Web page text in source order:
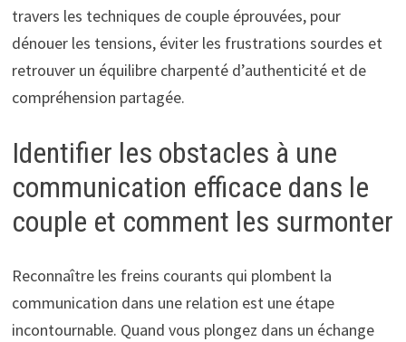
travers les techniques de couple éprouvées, pour
dénouer les tensions, éviter les frustrations sourdes et
retrouver un équilibre charpenté d’authenticité et de
compréhension partagée.
Identifier les obstacles à une
communication efficace dans le
couple et comment les surmonter
Reconnaître les freins courants qui plombent la
communication dans une relation est une étape
incontournable. Quand vous plongez dans un échange